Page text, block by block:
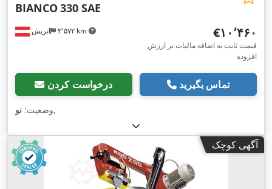
اتریش ۳٬۵۷۲ km
BIANCO330 SAE
‎€۱۰٬۴۶۰
قیمت ثابت به اضافه مالیات بر ارزش
افزوده
درخواست کردن تماس بگیرید
وضعیت: نو ,
آگهی کوچک